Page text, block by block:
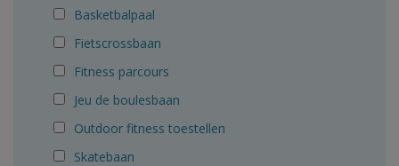
Basketbalpaal
Fietscrossbaan
Fitness parcours
Jeu de boulesbaan
Outdoor fitness toestellen
Skatebaan